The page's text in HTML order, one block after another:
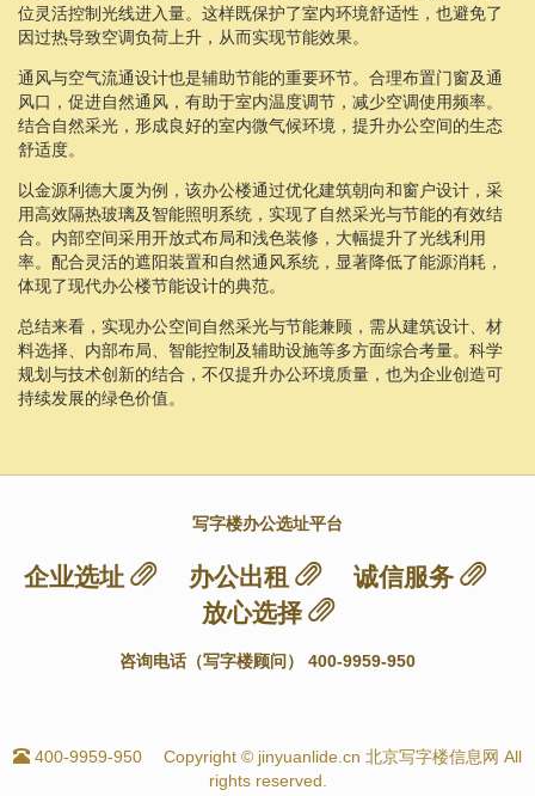
位灵活控制光线进入量。这样既保护了室内环境舒适性，也避免了
因过热导致空调负荷上升，从而实现节能效果。
通风与空气流通设计也是辅助节能的重要环节。合理布置门窗及通
风口，促进自然通风，有助于室内温度调节，减少空调使用频率。
结合自然采光，形成良好的室内微气候环境，提升办公空间的生态
舒适度。
以金源利德大厦为例，该办公楼通过优化建筑朝向和窗户设计，采
用高效隔热玻璃及智能照明系统，实现了自然采光与节能的有效结
合。内部空间采用开放式布局和浅色装修，大幅提升了光线利用
率。配合灵活的遮阳装置和自然通风系统，显著降低了能源消耗，
体现了现代办公楼节能设计的典范。
总结来看，实现办公空间自然采光与节能兼顾，需从建筑设计、材
料选择、内部布局、智能控制及辅助设施等多方面综合考量。科学
规划与技术创新的结合，不仅提升办公环境质量，也为企业创造可
持续发展的绿色价值。
写字楼办公选址平台
企业选址 办公出租
诚信服务
放心选择
咨询电话（写字楼顾问） 400-9959-950
400-9959-950
Copyright © jinyuanlide.cn 北京写字楼信息网 All
rights reserved.